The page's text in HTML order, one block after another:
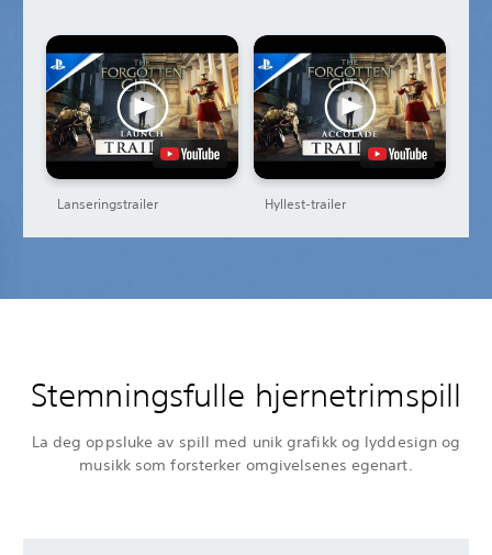
Lanseringstrailer Hyllest-trailer
Stemningsfulle hjernetrimspill
La deg oppsluke av spill med unik grafikk og lyddesign og
musikk som forsterker omgivelsenes egenart.